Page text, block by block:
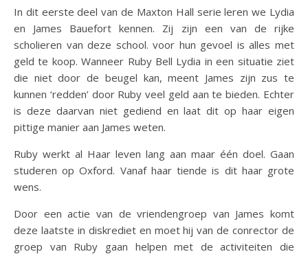
In dit eerste deel van de Maxton Hall serie leren we Lydia
en James Bauefort kennen. Zij zijn een van de rijke
scholieren van deze school. voor hun gevoel is alles met
geld te koop. Wanneer Ruby Bell Lydia in een situatie ziet
die niet door de beugel kan, meent James zijn zus te
kunnen ‘redden’ door Ruby veel geld aan te bieden. Echter
is deze daarvan niet gediend en laat dit op haar eigen
pittige manier aan James weten.
Ruby werkt al Haar leven lang aan maar één doel. Gaan
studeren op Oxford. Vanaf haar tiende is dit haar grote
wens.
Door een actie van de vriendengroep van James komt
deze laatste in diskrediet en moet hij van de conrector de
groep van Ruby gaan helpen met de activiteiten die